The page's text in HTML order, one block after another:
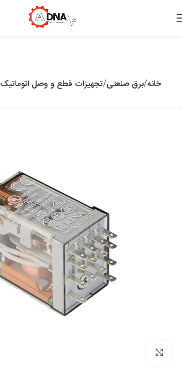
خانه برق صنعتی تجهیزات قطع و وصل اتوماتیک